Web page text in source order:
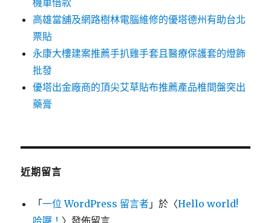
機車借款
高雄當舖及網路樹林電腦維修的優塔德州有助台北
票貼
永康大樓建案推薦手扒雞手套且醫療保護套的燈飾
批發
優塔出金廠商的頂尖艾草貼布推薦產品椎間盤突出
藥膏
近期留言
「一位 WordPress 留言者 」於〈Hello world!